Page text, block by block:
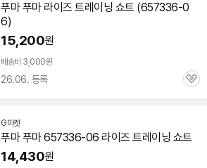
푸마 푸마 라이즈 트레이닝 쇼트 (657336-0
6)
15,200원
배송비 3,000원
26.06. 등록
관
G마켓
푸마 푸마657336-06 라이즈 트레이닝 쇼트
14,430원